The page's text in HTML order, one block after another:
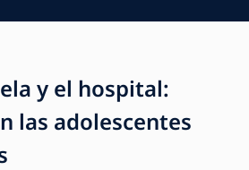
y el hospital:
las adolescentes